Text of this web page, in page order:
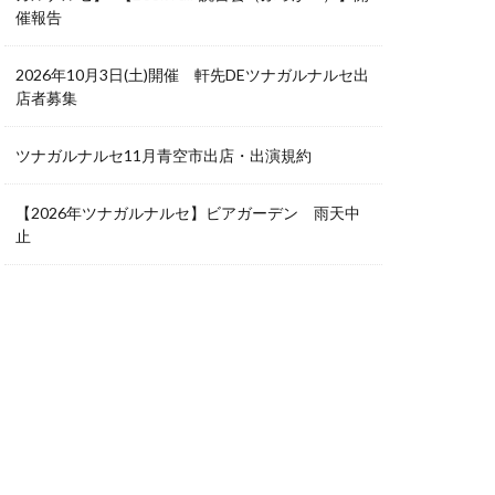
催報告
2026年10月3日(土)開催 軒先DEツナガルナルセ出
店者募集
ツナガルナルセ11月青空市出店・出演規約
【2026年ツナガルナルセ】ビアガーデン 雨天中
止